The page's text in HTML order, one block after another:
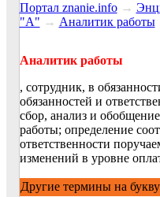
Портал znanie.info→
"А" → Аналитик работы
Аналитик работы
, сотрудник, в
обязанностей и
сбор, анализ и
работы; определение
ответственности
изменений в уровне
Другие термины на